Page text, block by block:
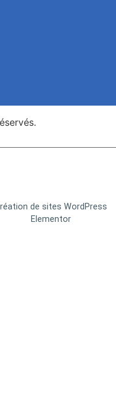
de sites WordPress
Elementor